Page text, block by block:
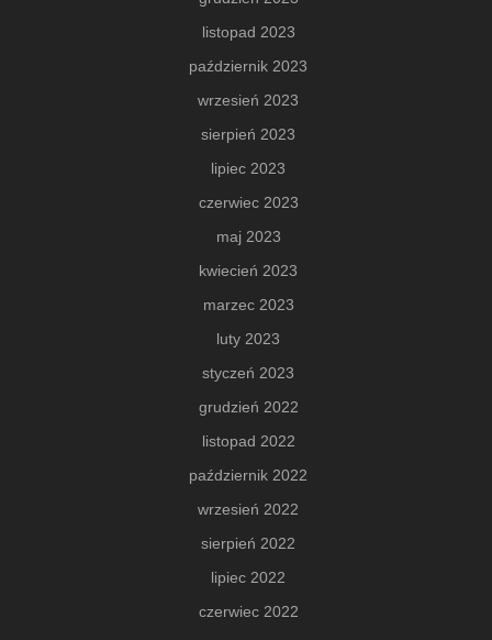
listopad 2023
październik 2023
wrzesień 2023
sierpień 2023
lipiec 2023
czerwiec 2023
maj 2023
kwiecień 2023
marzec 2023
luty 2023
styczeń 2023
grudzień 2022
listopad 2022
październik 2022
wrzesień 2022
sierpień 2022
lipiec 2022
czerwiec 2022